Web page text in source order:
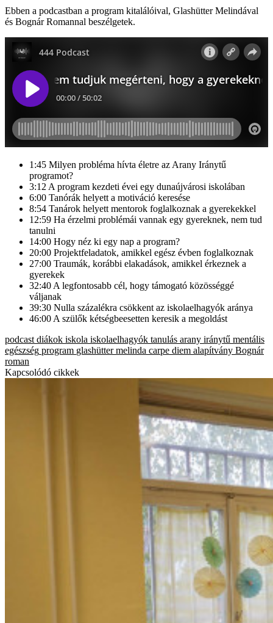
Ebben a podcastban a program kitalálóival, Glashütter Melindával
és Bognár Romannal beszélgetek.
1:45 Milyen probléma hívta életre az Arany Iránytű
programot?
3:12 A program kezdeti évei egy dunaújvárosi iskolában
6:00 Tanórák helyett a motiváció keresése
8:54 Tanárok helyett mentorok foglalkoznak a gyerekekkel
12:59 Ha érzelmi problémái vannak egy gyereknek, nem tud
tanulni
14:00 Hogy néz ki egy nap a program?
20:00 Projektfeladatok, amikkel egész évben foglalkoznak
27:00 Traumák, korábbi elakadások, amikkel érkeznek a
gyerekek
32:40 A legfontosabb cél, hogy támogató közösséggé
váljanak
39:30 Nulla százalékra csökkent az iskolaelhagyók aránya
46:00 A szülők kétségbeesetten keresik a megoldást
podcast diákok iskola iskolaelhagyók tanulás arany iránytű mentális
egészség program glashütter melinda carpe diem alapítvány Bognár
roman
Kapcsolódó cikkek